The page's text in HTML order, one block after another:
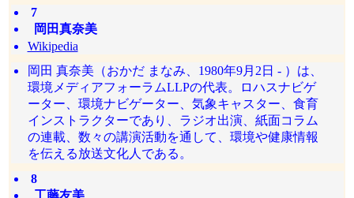
7
岡田真奈美
Wikipedia
岡田 真奈美（おかだ まなみ、1980年9月2日 - ）は、
環境メディアフォーラムLLPの代表。ロハスナビゲ
ーター、環境ナビゲーター、気象キャスター、食育
インストラクターであり、ラジオ出演、紙面コラム
の連載、数々の講演活動を通して、環境や健康情報
を伝える放送文化人である。
8
工藤友美